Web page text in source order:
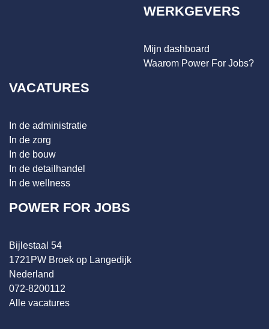
WERKGEVERS
Mijn dashboard
Waarom Power For Jobs?
VACATURES
In de administratie
In de zorg
In de bouw
In de detailhandel
In de wellness
POWER FOR JOBS
Bijlestaal 54
1721PW Broek op Langedijk
Nederland
072-8200112
Alle vacatures